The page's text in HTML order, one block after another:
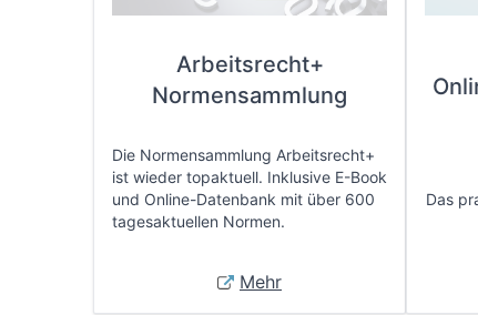
Arbeitsrecht+
Normensammlung
Die Normensammlung Arbeitsrecht+
ist wieder topaktuell. Inklusive E-Book
und Online-Datenbank mit über 600
tagesaktuellen Normen.
Mehr
Das